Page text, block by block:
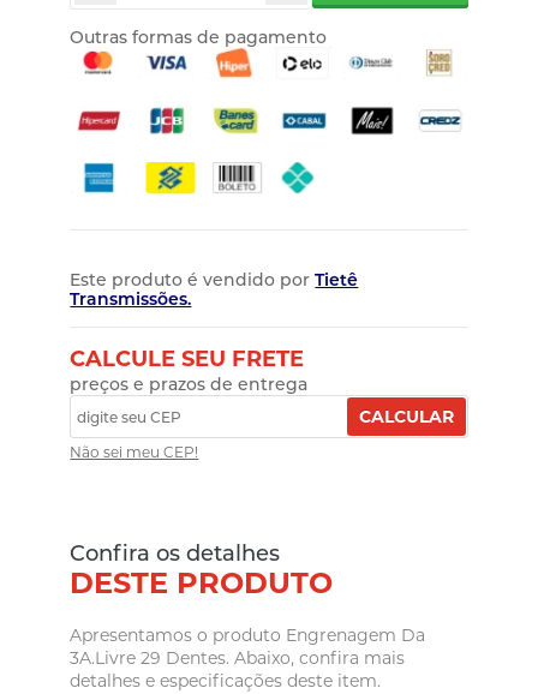
Outras formas de pagamento
Este produto é vendido porTietê
Transmissões.
CALCULE SEU FRETE
preços e prazos de entrega
CALCULAR
Não sei meu CEP!
Confira os detalhes
DESTE PRODUTO
Apresentamos o produto Engrenagem Da
3A.Livre 29 Dentes. Abaixo, confira mais
detalhes e especificações deste item.